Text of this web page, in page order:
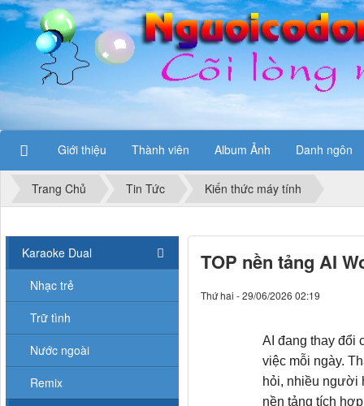
Giới thiệu Thành viên Album Ảnh Danh ngôn
Trang Chủ Tin Tức Kiến thức máy tính
TOP nền tảng AI
Thứ hai - 29/06/2026 02:19
AI đang thay đổi
việc mỗi ngày.
hỏi, nhiều người
nền tảng tích
Karaoke Dual
Nhạc trẻ
Trữ tình
Nước ngoài
Remix